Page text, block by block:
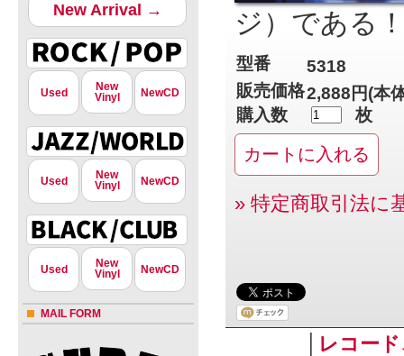
New Arrival →
Used
New
Vinyl
NewCD
Used
New
Vinyl
NewCD
Used
New
Vinyl
NewCD
MAIL FORM
ジ）である
型番
5318
販売価格2,888円(本
購入数
枚
» 特定商取引法に
レコー